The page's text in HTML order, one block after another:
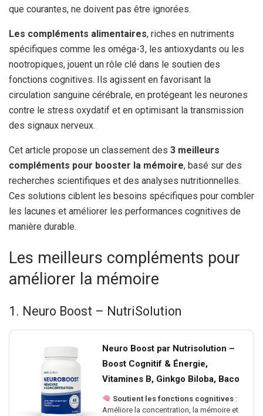
que courantes, ne doivent pas être ignorées.
Les compléments alimentaires, riches en nutriments
spécifiques comme les oméga-3, les antioxydants ou les
nootropiques, jouent un rôle clé dans le soutien des
fonctions cognitives. Ils agissent en favorisant la
circulation sanguine cérébrale, en protégeant les neurones
contre le stress oxydatif et en optimisant la transmission
des signaux nerveux.
Cet article propose un classement des 3 meilleurs
compléments pour booster la mémoire, basé sur des
recherches scientifiques et des analyses nutritionnelles.
Ces solutions ciblent les besoins spécifiques pour combler
les lacunes et améliorer les performances cognitives de
manière durable.
Les meilleurs compléments pour
améliorer la mémoire
1. Neuro Boost – NutriSolution
Neuro Boost par Nutrisolution –
Boost Cognitif & Énergie,
Vitamines B, Ginkgo Biloba, Baco
Soutient les fonctions cognitives:
Améliore la concentration, la mémoire et